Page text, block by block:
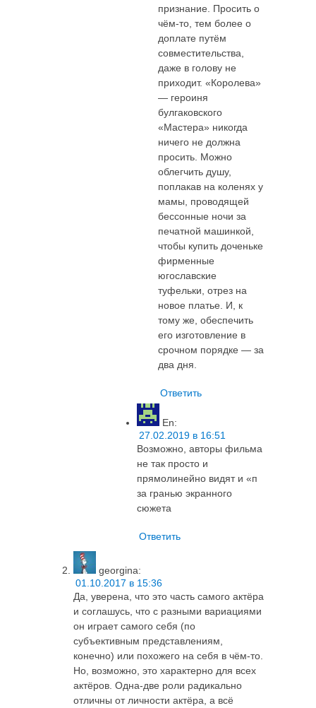
признание. Просить о
чём-то, тем более о
доплате путём
совместительства,
даже в голову не
приходит. «Королева»
— героиня
булгаковского
«Мастера» никогда
ничего не должна
просить. Можно
облегчить душу,
поплакав на коленях у
мамы, проводящей
бессонные ночи за
печатной машинкой,
чтобы купить доченьке
фирменные
югославские
туфельки, отрез на
новое платье. И, к
тому же, обеспечить
его изготовление в
срочном порядке — за
два дня.
Ответить
En:
27.02.2019 в 16:51
Возможно, авторы фильма
не так просто и
прямолинейно видят и «п
за гранью экранного
сюжета
Ответить
georgina:
01.10.2017 в 15:36
Да, уверена, что это часть самого актёра
и соглашусь, что с разными вариациями
он играет самого себя (по
субъективным представлениям,
конечно) или похожего на себя в чём-то.
Но, возможно, это характерно для всех
актёров. Одна-две роли радикально
отличны от личности актёра, а всё